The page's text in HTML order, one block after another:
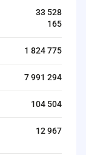
33 528
165
1 824 775
7 991 294
104 504
12 967